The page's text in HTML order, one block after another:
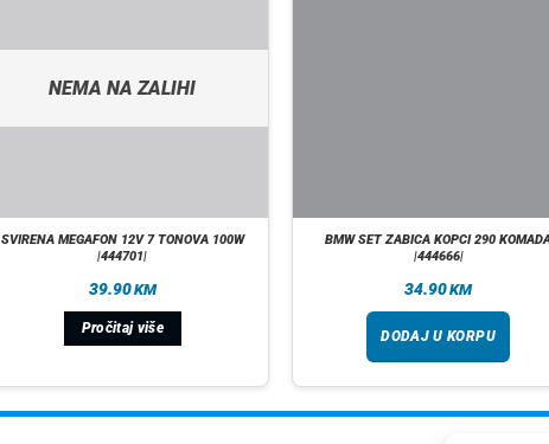
NEMA NA ZALIHI
SVIRENA MEGAFON 12V 7 TONOVA 100W
|444701|
39.90KM
Pročitaj više
BMW SET ZABICA KOPCI 290
|444666|
34.90KM
DODAJ U KORPU